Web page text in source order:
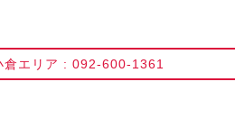
倉エリア : 092-600-1361